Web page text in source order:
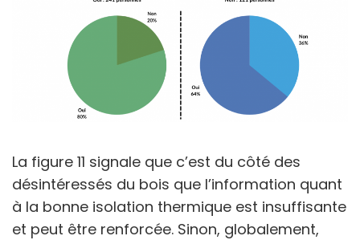
La figure 11 signale que c’est du côté des
désintéressés du bois que l’information quant
à la bonne isolation thermique est insuffisante
et peut être renforcée. Sinon, globalement,